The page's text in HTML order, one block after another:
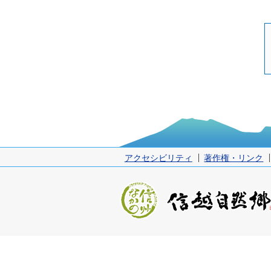
アクセシビリティ 著作権・リンク